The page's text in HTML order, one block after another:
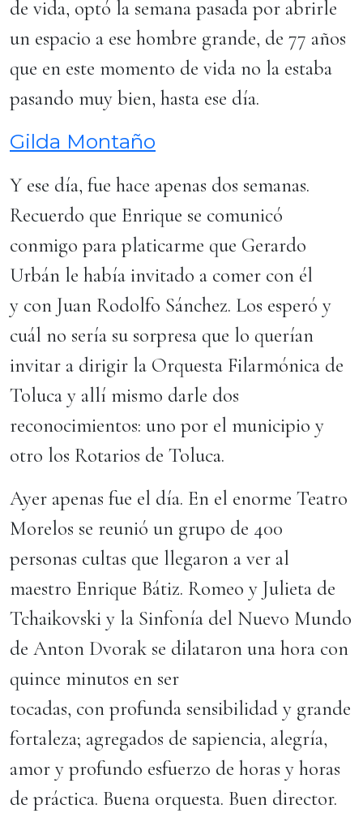
de vida, optó la semana pasada por abrirle
un espacio a ese hombre grande, de 77 años
que en este momento de vida no la estaba
pasando muy bien, hasta ese día.
Gilda Montaño
Y ese día, fue hace apenas dos semanas.
Recuerdo que Enrique se comunicó
conmigo para platicarme que Gerardo
Urbán le había invitado a comer con él
y con Juan Rodolfo Sánchez. Los esperó y
cuál no sería su sorpresa que lo querían
invitar a dirigir la Orquesta Filarmónica de
Toluca y allí mismo darle dos
reconocimientos: uno por el municipio y
otro los Rotarios de Toluca.
Ayer apenas fue el día. En el enorme Teatro
Morelos se reunió un grupo de 400
personas cultas que llegaron a ver al
maestro Enrique Bátiz. Romeo y Julieta de
Tchaikovski y la Sinfonía del Nuevo Mundo
de Anton Dvorak se dilataron una hora con
quince minutos en ser
tocadas, con profunda sensibilidad y grande
fortaleza; agregados de sapiencia, alegría,
amor y profundo esfuerzo de horas y horas
de práctica. Buena orquesta. Buen director.